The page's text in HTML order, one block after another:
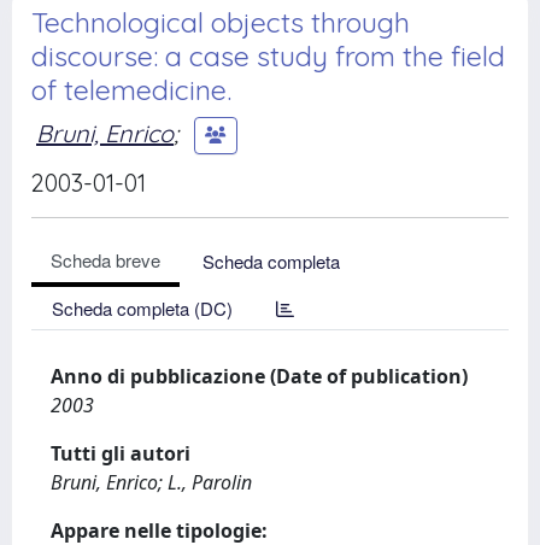
Technological objects through
discourse: a case study from the field
of telemedicine.
Bruni, Enrico;
2003-01-01
Scheda breve
Scheda completa
Scheda completa (DC)
Anno di pubblicazione (Date of publication)
2003
Tutti gli autori
Bruni, Enrico; L., Parolin
Appare nelle tipologie: